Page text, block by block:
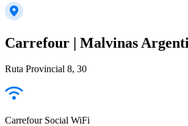
Carrefour | Malvinas
Ruta Provincial 8, 30
Carrefour Social WiFi